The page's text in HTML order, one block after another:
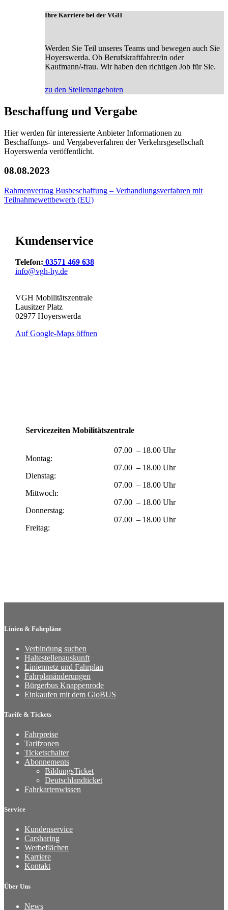
Ihre Karriere bei der VGH
Werden Sie Teil unseres Teams und bewegen auch Sie
Hoyerswerda. Ob Berufskraftfahrer/in oder
Kaufmann/-frau. Wir haben den richtigen Job für Sie.
zu den Stellenangeboten
Beschaffung und Vergabe
Hier werden für interessierte Anbieter Informationen zu
Beschaffungs- und Vergabeverfahren der Verkehrsgesellschaft
Hoyerswerda veröffentlicht.
08.08.2023
Rahmenvertrag Busbeschaffung – Verhandlungsverfahren mit
Teilnahmewettbewerb (EU)
Kundenservice
Telefon: 03571 469 638
info@vgh-hy.de
VGH Mobilitätszentrale
Lausitzer Platz
02977 Hoyerswerda
Auf Google-Maps öffnen
Servicezeiten Mobilitätszentrale
Montag:
Dienstag:
Mittwoch:
Donnerstag:
Freitag:
07.00 – 18.00 Uhr
07.00 – 18.00 Uhr
07.00 – 18.00 Uhr
07.00 – 18.00 Uhr
07.00 – 18.00 Uhr
Linien & Fahrpläne
Verbindung suchen
Haltestellenauskunft
Liniennetz und Fahrplan
Fahrplanänderungen
Bürgerbus Knappenrode
Einkaufen mit dem GloBUS
Tarife & Tickets
Fahrpreise
Tarifzonen
Ticketschalter
Abonnements
BildungsTicket
Deutschlandticket
Fahrkartenwissen
Service
Kundenservice
Carsharing
Werbeflächen
Karriere
Kontakt
Über Uns
News